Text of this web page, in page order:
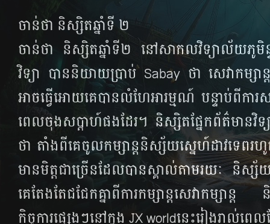
ចាន់ថា និស្សិតឆ្នាំទី ២
ចាន់ថា និស្សិត​ឆ្នាំ​ទី​២ នៅ​សាកល​វិទ្យាល័យ​ភូមិន្
វិទ្យា ​បាន​និយាយ​ប្រាប់ Sabay ថា សេវា​កម្សា
អាច​ធ្វើ​អោយ​គេ​បាន​លំហែ​អារម្មណ៍​ បន្ទាប់ពី​កា
ពេល​ចុង​សប្ដាហ៍​ផង​ដែរ។ និស្សិត​ផ្នែក​ព័ត៌មាន​វិទ្
ថា តាំង​ពី​គេ​ចូល​កម្សាន្ត​និស្ស័យ​ស្នេហ៍​ដាវ​ទេព​
មាន​មិត្ត​ជា​ច្រើន​ដែល​បាន​ស្គាល់​តាម​រយៈ និស្
គេ​តែងតែ​ជជែក​គ្នា​ពី​ការ​កម្សាន្ត​សេវា​កម្សាន្
កិច្ចការ​ផ្សេងៗ​នៅ​ក្នុង JX worldនេះ​រៀងរាល់​ព